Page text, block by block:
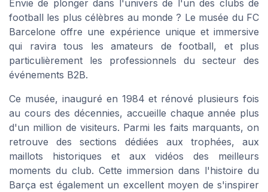
Envie de plonger dans l'univers de l'un des clubs de
football les plus célèbres au monde ? Le musée du FC
Barcelone offre une expérience unique et immersive
qui ravira tous les amateurs de football, et plus
particulièrement les professionnels du secteur des
événements B2B.
Ce musée, inauguré en 1984 et rénové plusieurs fois
au cours des décennies, accueille chaque année plus
d'un million de visiteurs. Parmi les faits marquants, on
retrouve des sections dédiées aux trophées, aux
maillots historiques et aux vidéos des meilleurs
moments du club. Cette immersion dans l'histoire du
Barça est également un excellent moyen de s'inspirer